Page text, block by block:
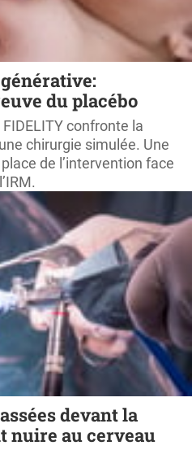
du placébo
confronte la
chirurgie simulée. Une
de l’intervention face
devant la
nuire au cerveau